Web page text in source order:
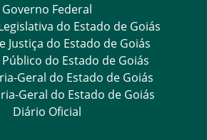
Governo Federal
do Estado de Goiás
Justiça do Estado de Goiás
do Estado de Goiás
Geral do Estado de Goiás
Geral do Estado de Goiás
Diário Oficial